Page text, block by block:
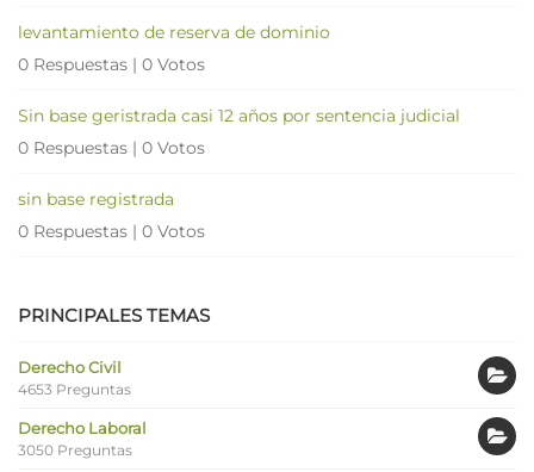
levantamiento de reserva de dominio
0 Respuestas | 0 Votos
Sin base geristrada casi 12 años por sentencia judicial
0 Respuestas | 0 Votos
sin base registrada
0 Respuestas | 0 Votos
PRINCIPALES TEMAS
Derecho Civil
4653 Preguntas
Derecho Laboral
3050 Preguntas